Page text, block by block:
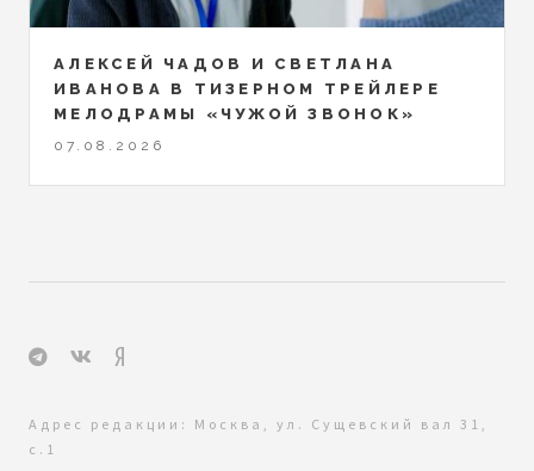
АЛЕКСЕЙ ЧАДОВ И СВЕТЛАНА
ИВАНОВА В ТИЗЕРНОМ ТРЕЙЛЕРЕ
МЕЛОДРАМЫ «ЧУЖОЙ ЗВОНОК»
07.08.2026
Адрес редакции: Москва, ул. Сущевский вал 31,
с.1